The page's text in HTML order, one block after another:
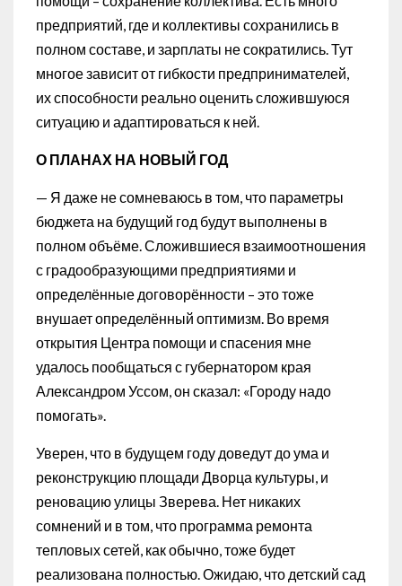
предприятий, где и коллективы сохранились в
полном составе, и зарплаты не сократились. Тут
многое зависит от гибкости предпринимателей,
их способности реально оценить сложившуюся
ситуацию и адаптироваться к ней.
О ПЛАНАХ НА НОВЫЙ ГОД
— Я даже не сомневаюсь в том, что параметры
бюджета на будущий год будут выполнены в
полном объёме. Сложившиеся взаимоотношения
с градообразующими предприятиями и
определённые договорённости – это тоже
внушает определённый оптимизм. Во время
открытия Центра помощи и спасения мне
удалось пообщаться с губернатором края
Александром Уссом, он сказал: «Городу надо
помогать».
Уверен, что в будущем году доведут до ума и
реконструкцию площади Дворца культуры, и
реновацию улицы Зверева. Нет никаких
сомнений и в том, что программа ремонта
тепловых сетей, как обычно, тоже будет
реализована полностью. Ожидаю, что детский сад